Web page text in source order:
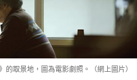
取景地，圖為電影劇照。（網上圖片）